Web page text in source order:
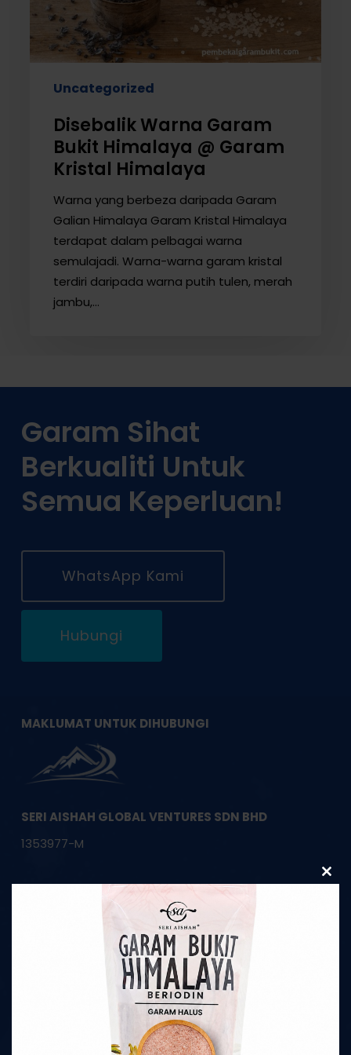
Kristal
Himalaya
Uncategorized
Disebalik Warna Garam
Bukit Himalaya @ Garam
Kristal Himalaya
Warna yang berbeza daripada Garam
Galian Himalaya Garam Kristal Himalaya
terdapat dalam pelbagai warna
semulajadi. Warna-warna garam kristal
terdiri daripada warna putih tulen, merah
jambu,…
Garam Sihat
Berkualiti Untuk
Semua Keperluan!
WhatsApp Kami
Hubungi
MAKLUMAT UNTUK DIHUBUNGI
SERI AISHAH GLOBAL VENTURES SDN BHD
1353977-M
HQ Pembekal Garam Bukit Asli Himalaya
Bandar Pinggiran Subang,
40150 Shah Alam, Selangor
+603-7734 3770
+6019-916 9987
+6013-3397 6632